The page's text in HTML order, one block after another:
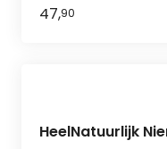
47,90
HeelNatuurlijk